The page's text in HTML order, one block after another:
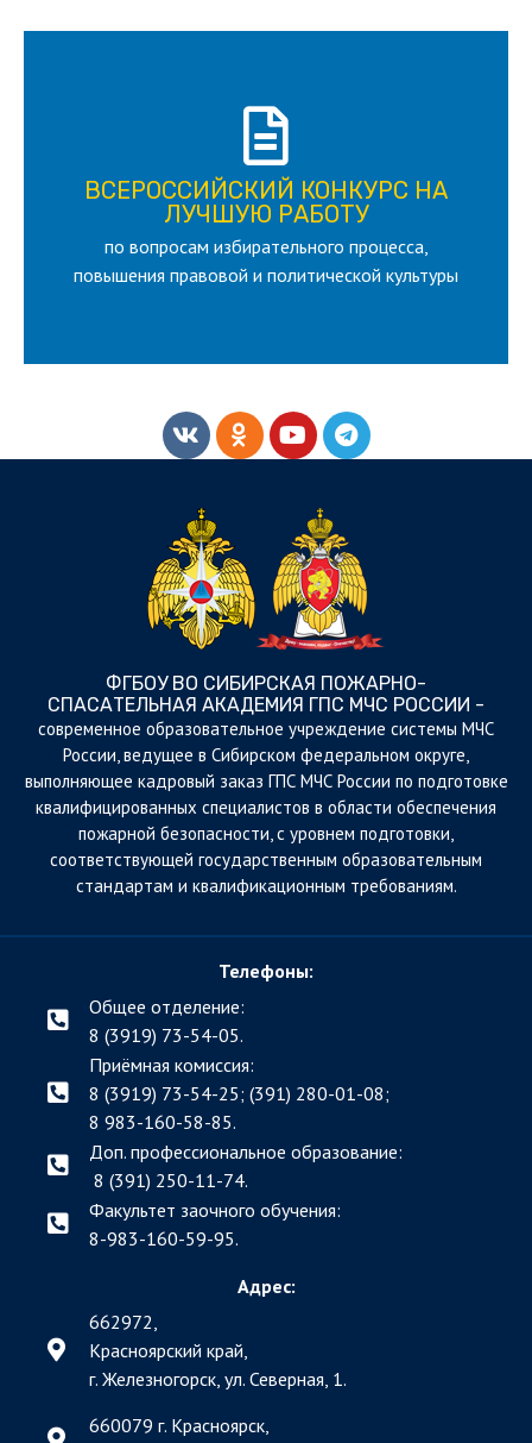
ВСЕРОССИЙСКИЙ КОНКУРС НА
ЛУЧШУЮ РАБОТУ
по вопросам избирательного процесса,
повышения правовой и политической культуры
ВСЕРОССИЙСКИЙ КОНКУРС НА
ЛУЧШУЮ РАБОТУ
для лица старше 18 и моложе 35 лет
ПОДРОБНЕЕ
ФГБОУ ВО СИБИРСКАЯ ПОЖАРНО-
СПАСАТЕЛЬНАЯ АКАДЕМИЯ ГПС МЧС РОССИИ -
cовременное образовательное учреждение системы МЧС
России, ведущее в Сибирском федеральном округе,
выполняющее кадровый заказ ГПС МЧС России по подготовке
квалифицированных специалистов в области обеспечения
пожарной безопасности, с уровнем подготовки,
соответствующей государственным образовательным
стандартам и квалификационным требованиям.
Телефоны:
Общее отделение:
8 (3919) 73-54-05.
Приёмная комиссия:
8 (3919) 73-54-25; (391) 280-01-08;
8 983-160-58-85.
Доп. профессиональное образование:
8 (391) 250-11-74.
Факультет заочного обучения:
8-983-160-59-95.
Адрес:
662972,
Красноярский край,
г. Железногорск, ул. Северная, 1.
660079 г. Красноярск,